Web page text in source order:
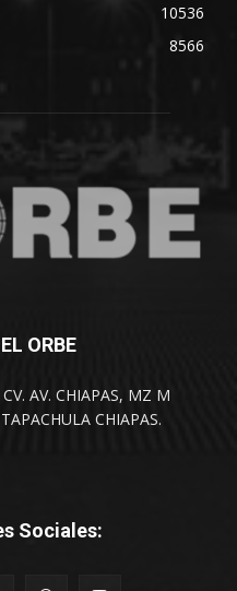
10536
8566
ORBE
AV. CHIAPAS, MZ M
CHIAPAS.
Sociales: